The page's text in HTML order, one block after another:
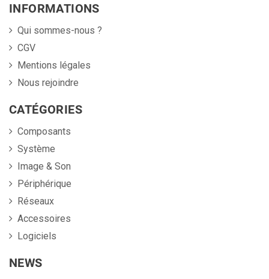
INFORMATIONS
Qui sommes-nous ?
CGV
Mentions légales
Nous rejoindre
CATÉGORIES
Composants
Système
Image & Son
Périphérique
Réseaux
Accessoires
Logiciels
NEWS